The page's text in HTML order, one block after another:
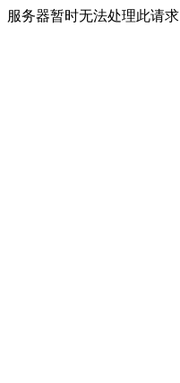
服务器暂时无法处理此请求